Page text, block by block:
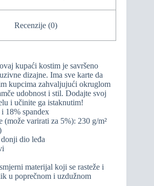
Recenzije (0)
kupaći kostim je savršeno
dizajne. Ima sve karte da
kupcima zahvaljujući okruglom
udobnost i stil. Dodajte svoj
i učinite ga istaknutim!
18% spandex
(može varirati za 5%): 230 g/m²
dio leđa
materijal koji se rasteže i
u poprečnom i uzdužnom